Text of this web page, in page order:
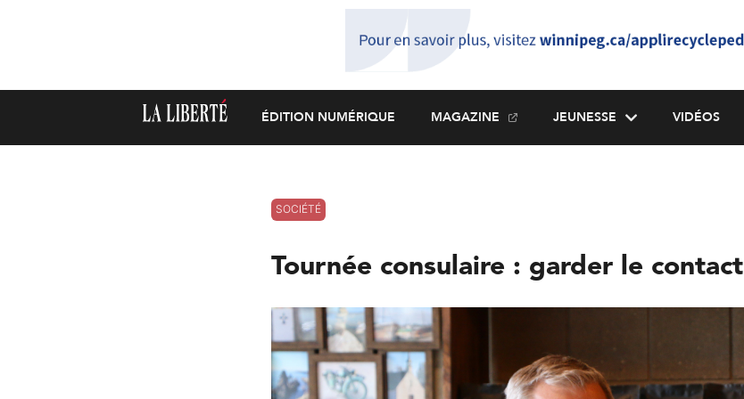
ÉDITION NUMÉRIQUE MAGAZINE JEUNESSE VIDÉOS
SOCIÉTÉ
Tournée consulaire : garder le contact